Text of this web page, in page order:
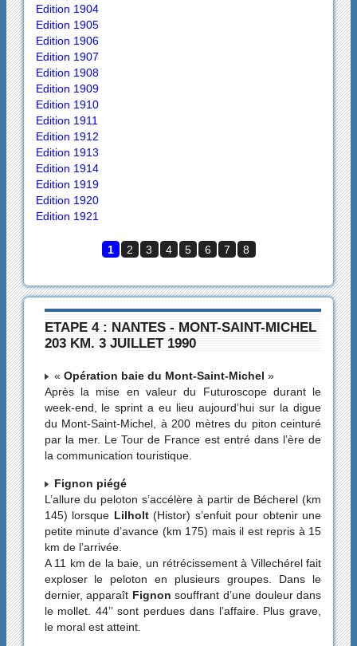
Edition 1904
Edition 1905
Edition 1906
Edition 1907
Edition 1908
Edition 1909
Edition 1910
Edition 1911
Edition 1912
Edition 1913
Edition 1914
Edition 1919
Edition 1920
Edition 1921
1 2 3 4 5 6 7 8
ETAPE 4 : NANTES - MONT-SAINT-MICHEL
203 KM. 3 JUILLET 1990
« Opération baie du Mont-Saint-Michel »
Après la mise en valeur du Futuroscope durant le
week-end, le sprint a eu lieu aujourd’hui sur la digue
du Mont-Saint-Michel, à 200 mètres du piton ceinturé
par la mer. Le Tour de France est entré dans l’ère de
la communication touristique.
Fignon piégé
L’allure du peloton s’accélère à partir de Bécherel (km
145) lorsque Lilholt(Histor) s’enfuit pour obtenir une
petite minute d’avance (km 175) mais il est repris à 15
km de l’arrivée.
A 11 km de la baie, un rétrécissement à Villechérel fait
exploser le peloton en plusieurs groupes. Dans le
dernier, apparaît Fignon souffrant d’une douleur dans
le mollet. 44’’ sont perdues dans l’affaire. Plus grave,
le moral est atteint.